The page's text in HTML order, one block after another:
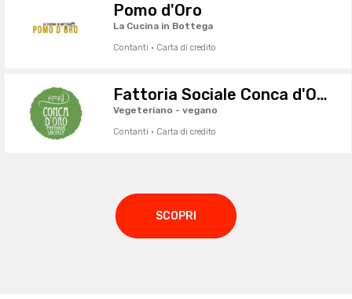
Pomo d'Oro
La Cucina in Bottega
Contanti · Carta di credito
Fattoria Sociale Conca d'Oro
Vegeteriano - vegano
Contanti · Carta di credito
SCOPRI